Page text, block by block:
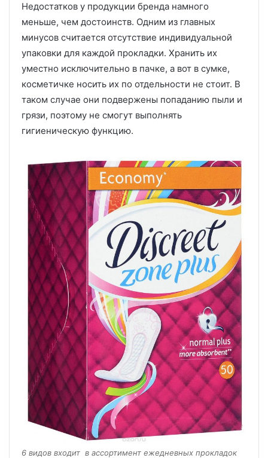
Недостатков у продукции бренда намного
меньше, чем достоинств. Одним из главных
минусов считается отсутствие индивидуальной
упаковки для каждой прокладки. Хранить их
уместно исключительно в пачке, а вот в сумке,
косметичке носить их по отдельности не стоит. В
таком случае они подвержены попаданию пыли и
грязи, поэтому не смогут выполнять
гигиеническую функцию.
6 видов входит в ассортимент ежедневных прокладок